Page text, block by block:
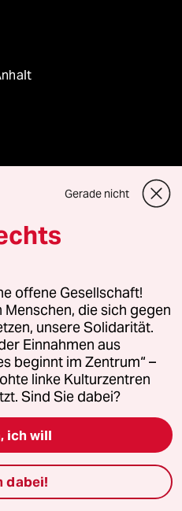
Gerade nicht
offene Gesellschaft!
die sich gegen
unsere Solidarität.
Einnahmen aus
beginnt im Zentrum“ –
linke Kulturzentren
Sind Sie dabei?
ich will
dabei!